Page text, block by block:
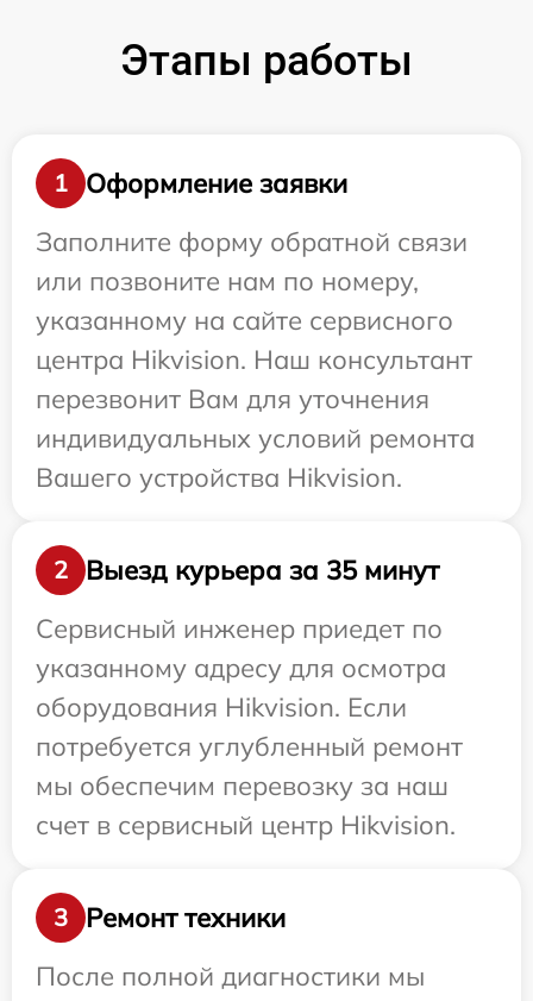
Этапы работы
1
Оформление заявки
Заполните форму обратной связи
или позвоните нам по номеру,
указанному на сайте сервисного
центра Hikvision. Наш консультант
перезвонит Вам для уточнения
индивидуальных условий ремонта
Вашего устройства Hikvision.
2
Выезд курьера за 35 минут
Сервисный инженер приедет по
указанному адресу для осмотра
оборудования Hikvision. Если
потребуется углубленный ремонт
мы обеспечим перевозку за наш
счет в сервисный центр Hikvision.
3
Ремонт техники
После полной диагностики мы